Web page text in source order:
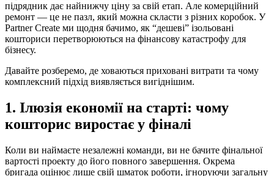
підрядник дає найнижчу ціну за свій етап. Але комерційний
ремонт — це не пазл, який можна скласти з різних коробок. У
Partner Create ми щодня бачимо, як “дешеві” ізольовані
кошториси перетворюються на фінансову катастрофу для
бізнесу.
Давайте розберемо, де ховаються приховані витрати та чому
комплексний підхід виявляється вигіднішим.
1. Ілюзія економії на старті: чому
кошторис виростає у фіналі
Коли ви наймаєте незалежні команди, ви не бачите фінальної
вартості проекту до його повного завершення. Окрема
бригада оцінює лише свій шматок роботи, ігноруючи загальну